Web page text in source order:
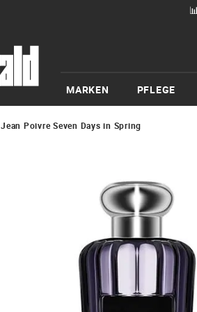
MARKEN PFLEGE
Jean Poivre Seven Days in Spring